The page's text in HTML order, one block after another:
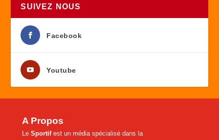
SUIVEZ NOUS
Facebook
Youtube
A Propos
Le Sportifest un média spécialisé dans la